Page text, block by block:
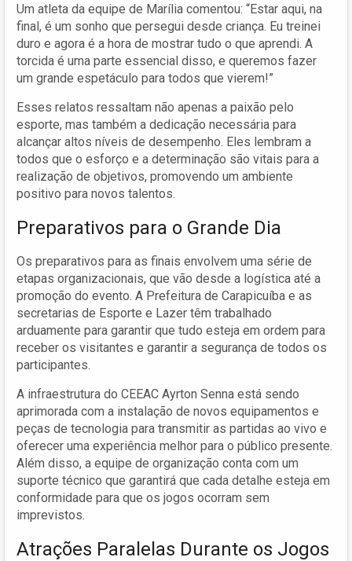
Um atleta da equipe de Marília comentou: “Estar aqui, na
final, é um sonho que persegui desde criança. Eu treinei
duro e agora é a hora de mostrar tudo o que aprendi. A
torcida é uma parte essencial disso, e queremos fazer
um grande espetáculo para todos que vierem!”
Esses relatos ressaltam não apenas a paixão pelo
esporte, mas também a dedicação necessária para
alcançar altos níveis de desempenho. Eles lembram a
todos que o esforço e a determinação são vitais para a
realização de objetivos, promovendo um ambiente
positivo para novos talentos.
Preparativos para o Grande Dia
Os preparativos para as finais envolvem uma série de
etapas organizacionais, que vão desde a logística até a
promoção do evento. A Prefeitura de Carapicuíba e as
secretarias de Esporte e Lazer têm trabalhado
arduamente para garantir que tudo esteja em ordem para
receber os visitantes e garantir a segurança de todos os
participantes.
A infraestrutura do CEEAC Ayrton Senna está sendo
aprimorada com a instalação de novos equipamentos e
peças de tecnologia para transmitir as partidas ao vivo e
oferecer uma experiência melhor para o público presente.
Além disso, a equipe de organização conta com um
suporte técnico que garantirá que cada detalhe esteja em
conformidade para que os jogos ocorram sem
imprevistos.
Atrações Paralelas Durante os Jogos